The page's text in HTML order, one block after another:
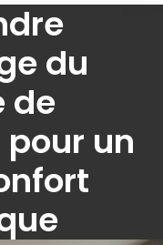
du
de
un